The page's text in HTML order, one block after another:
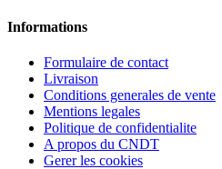
Informations
Formulaire de contact
Livraison
Conditions generales de vente
Mentions legales
Politique de confidentialite
A propos du CNDT
Gerer les cookies